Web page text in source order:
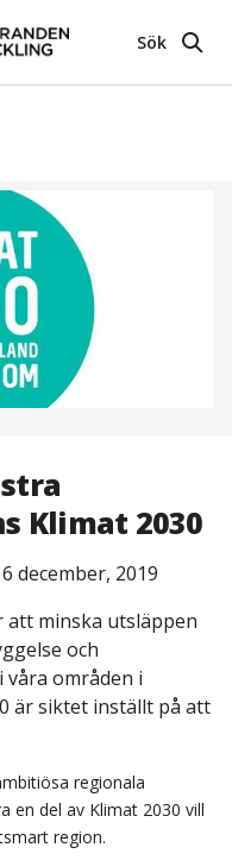
Sök
Klimat 2030
december, 2019
att minska utsläppen
och
områden i
är siktet inställt på att
regionala
en del av Klimat 2030 vill
region.